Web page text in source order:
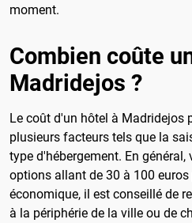
moment.
Combien coûte
Madridejos ?
Le coût d'un hôtel à Madridejos
plusieurs facteurs tels que la
type d'hébergement. En
options allant de 30 à 100
économique, il est conseillé de
à la périphérie de la ville ou de